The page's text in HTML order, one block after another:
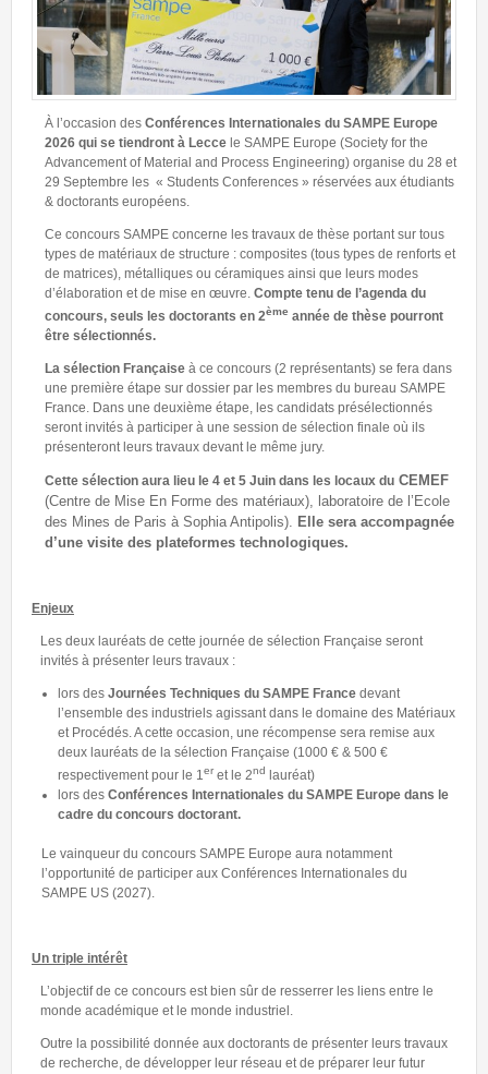
À l’occasion desConférences Internationales du SAMPE Europe
2026 qui se tiendront à Leccele SAMPE Europe (Society for the
Advancement of Material and Process Engineering) organise du 28 et
29 Septembre les « Students Conferences » réservées aux étudiants
& doctorants européens.
Ce concours SAMPE concerne les travaux de thèse portant sur tous
types de matériaux de structure : composites (tous types de renforts et
de matrices), métalliques ou céramiques ainsi que leurs modes
d’élaboration et de mise en œuvre. Compte tenu de l’agenda du
concours, seuls les doctorants en 2ème année de thèse pourront
être sélectionnés.
La sélection Française à ce concours (2 représentants) se fera dans
une première étape sur dossier par les membres du bureau SAMPE
France. Dans une deuxième étape, les candidats présélectionnés
seront invités à participer à une session de sélection finale où ils
présenteront leurs travaux devant le même jury.
Cette sélection aura lieu le 4 et 5 Juin dans les locaux du CEMEF
(Centre de Mise En Forme des matériaux), laboratoire de l’Ecole
des Mines de Paris à Sophia Antipolis). Elle sera accompagnée
d’une visite des plateformes technologiques.
Enjeux
Les deux lauréats de cette journée de sélection Française seront
invités à présenter leurs travaux :
lors des Journées Techniques du SAMPE France devant
l’ensemble des industriels agissant dans le domaine des Matériaux
et Procédés. A cette occasion, une récompense sera remise aux
deux lauréats de la sélection Française (1000 € & 500 €
respectivement pour le 1 er et le 2nd lauréat)
lors des Conférences Internationales du SAMPE Europe dans le
cadre du concours doctorant.
Le vainqueur du concours SAMPE Europe aura notamment
l’opportunité de participer aux Conférences Internationales du
SAMPE US (2027).
Un triple intérêt
L’objectif de ce concours est bien sûr de resserrer les liens entre le
monde académique et le monde industriel.
Outre la possibilité donnée aux doctorants de présenter leurs travaux
de recherche, de développer leur réseau et de préparer leur futur